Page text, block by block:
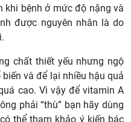
khi bệnh ở mức độ nặng và
được nguyên nhân là do
chất thiết yếu nhưng ngộ
và để lại nhiều hậu quả
cao. Vì vậy để vitamin A
phải “thù” bạn hãy dùng
thể tham khảo ý kiến bác